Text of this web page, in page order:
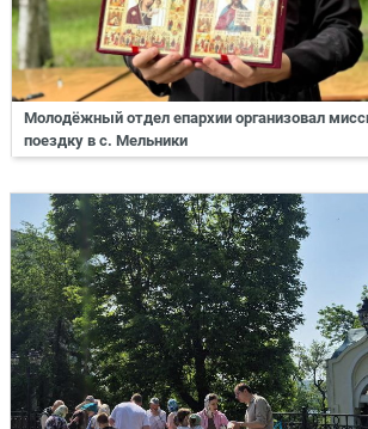
Молодёжный отдел епархии организовал
поездку в с. Мельники